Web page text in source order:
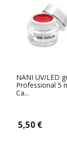
NANI UV/LED
Professional 5
Ca...
5,50 €